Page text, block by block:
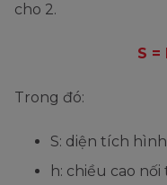
cho 2.
S =
Trong đó:
S: diện tích
h: chiều cao